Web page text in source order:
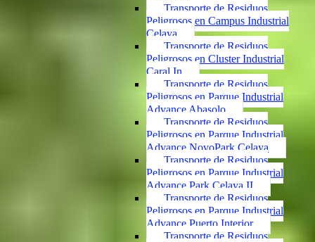
Transporte de Residuos
Peligrosos en Campus Industrial
Celaya
Transporte de Residuos
Peligrosos en Cluster Industrial
Caral In
Transporte de Residuos
Peligrosos en Parque Industrial
Advance Abasolo
Transporte de Residuos
Peligrosos en Parque Industrial
Advance NovoPark Celaya
Transporte de Residuos
Peligrosos en Parque Industrial
Advance Park Celaya II
Transporte de Residuos
Peligrosos en Parque Industrial
Advance Puerto Interior
Transporte de Residuos